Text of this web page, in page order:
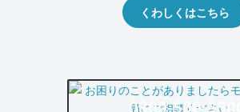
くわしくはこちら
0800-500-5500